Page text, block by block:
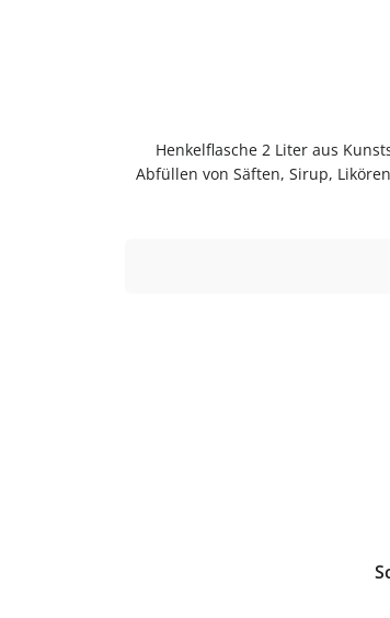
Henkelflasche 2 Liter aus
Abfüllen von Säften, Sirup,
den Inhalt sicher und macht das
trocknen